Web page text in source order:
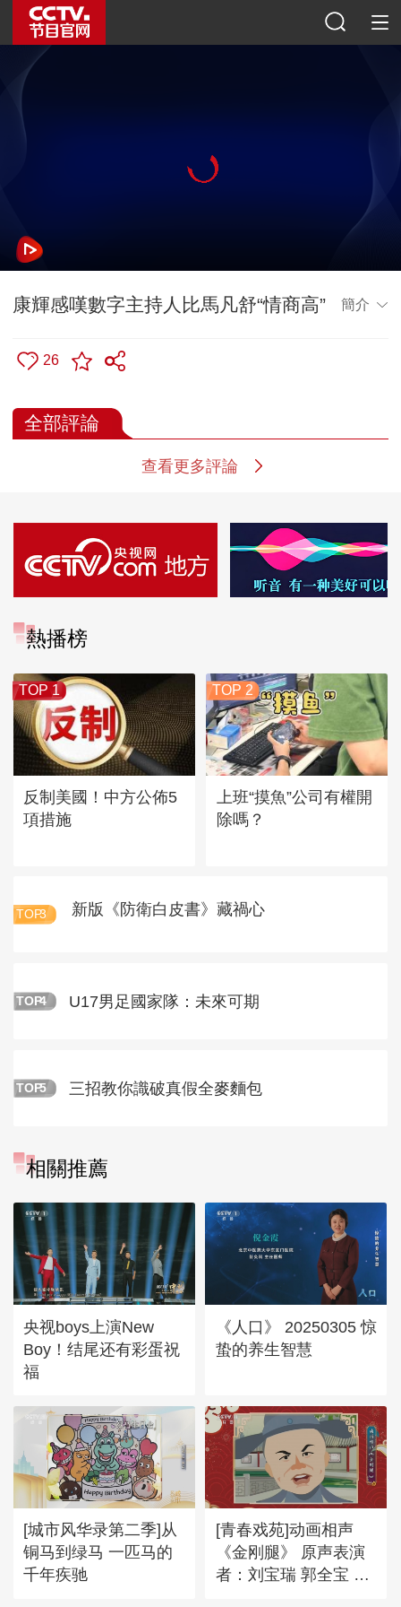
康輝感嘆數字主持人比馬凡舒“情商高” 簡介
26
全部評論
查看更多評論
熱播榜
TOP 1
反制美國！中方公佈5
項措施
TOP 2
上班“摸魚”公司有權開
除嗎？
TOP3 新版《防衛白皮書》藏禍心
TOP4 U17男足國家隊：未來可期
TOP5 三招教你識破真假全麥麵包
相關推薦
央视boys上演New
Boy！结尾还有彩蛋祝
福
《人口》 20250305 惊
蛰的养生智慧
[城市风华录第二季]从
铜马到绿马 一匹马的
千年疾驰
[青春戏苑]动画相声
《金刚腿》 原声表演
者：刘宝瑞 郭全宝 马